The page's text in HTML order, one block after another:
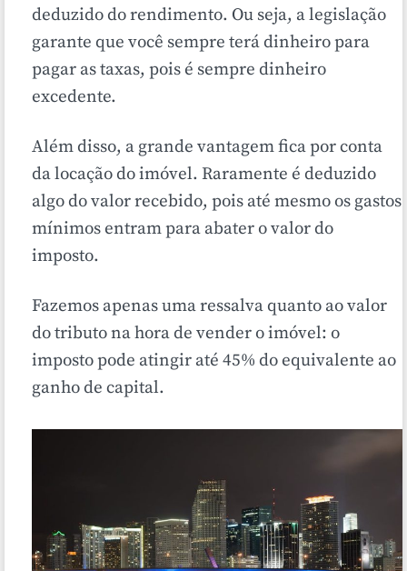
deduzido do rendimento. Ou seja, a legislação
garante que você sempre terá dinheiro para
pagar as taxas, pois é sempre dinheiro
excedente.
Além disso, a grande vantagem fica por conta
da locação do imóvel. Raramente é deduzido
algo do valor recebido, pois até mesmo os gastos
mínimos entram para abater o valor do
imposto.
Fazemos apenas uma ressalva quanto ao valor
do tributo na hora de vender o imóvel: o
imposto pode atingir até 45% do equivalente ao
ganho de capital.